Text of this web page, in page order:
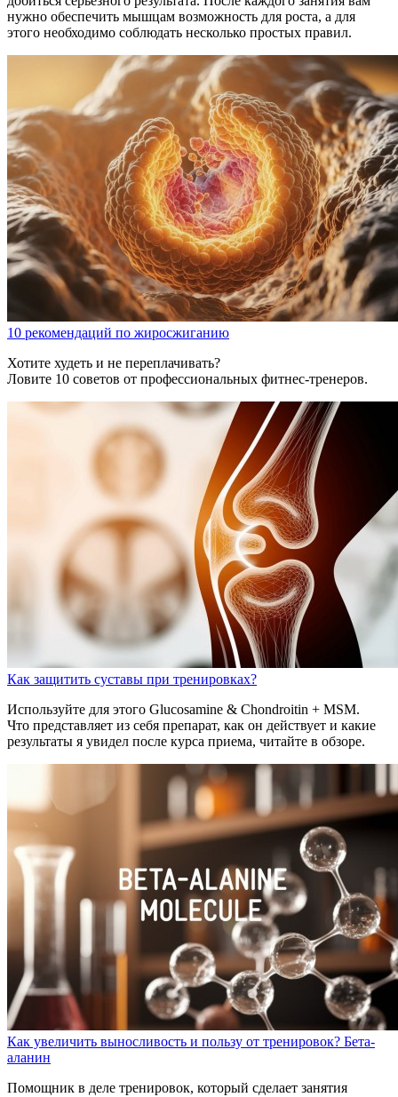
нужно обеспечить мышцам возможность для роста, а для
этого необходимо соблюдать несколько простых правил.
10 рекомендаций по жиросжиганию
Хотите худеть и не переплачивать?
Ловите 10 советов от профессиональных фитнес-тренеров.
Как защитить суставы при тренировках?
Используйте для этого Glucosamine & Chondroitin + MSM.
Что представляет из себя препарат, как он действует и какие
результаты я увидел после курса приема, читайте в обзоре.
Как увеличить выносливость и пользу от тренировок? Бета-
аланин
Помощник в деле тренировок, который сделает занятия